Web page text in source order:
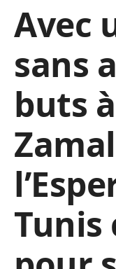
Avec
sans
buts
Tunis